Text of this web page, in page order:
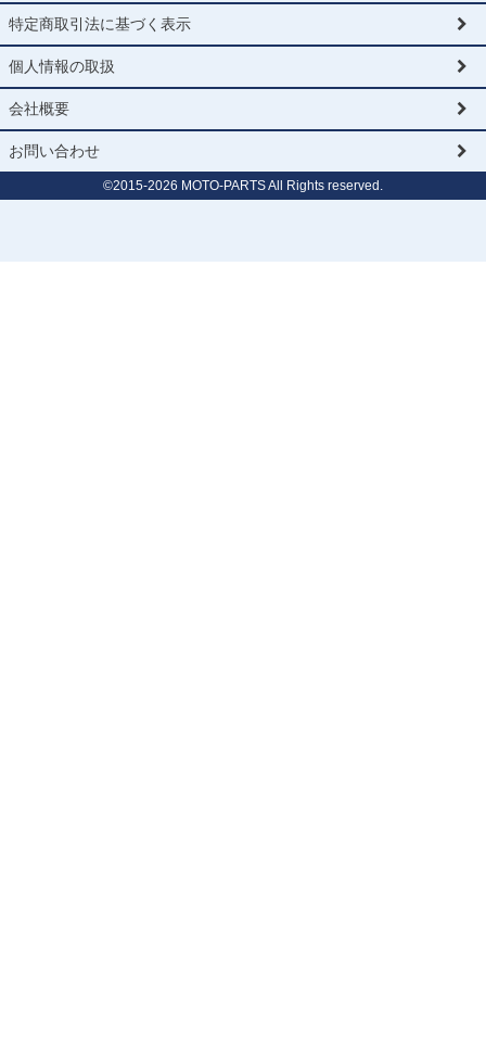
特定商取引法に基づく表示
個人情報の取扱
会社概要
お問い合わせ
©2015-2026 MOTO-PARTS All Rights reserved.